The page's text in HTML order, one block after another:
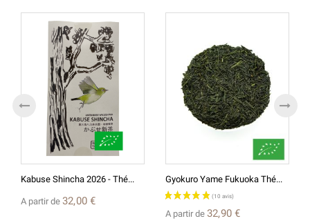
Kabuse Shincha 2026 - Thé...
A partir de 32,00 €
Gyokuro Yame Fukuoka Thé...
A partir de 32,90 €